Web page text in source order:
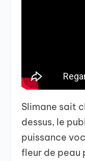
Slimane sait
dessus, le
puissance
fleur de peau